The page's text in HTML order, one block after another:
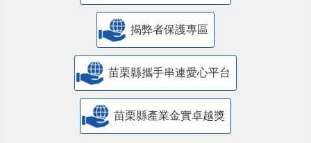
揭弊者保護專區
苗栗縣攜手串連愛心平台
苗栗縣產業金實卓越獎